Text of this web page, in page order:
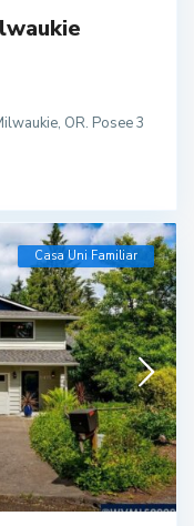
OR. Posee 3
Casa Uni Familiar